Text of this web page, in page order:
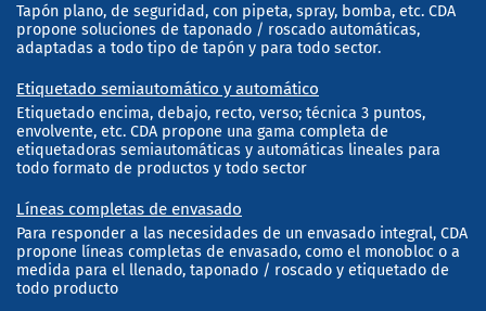
Tapón plano, de seguridad, con pipeta, spray, bomba, etc. CDA
propone soluciones de taponado / roscado automáticas,
adaptadas a todo tipo de tapón y para todo sector.
Etiquetado semiautomático y automático
Etiquetado encima, debajo, recto, verso; técnica 3 puntos,
envolvente, etc. CDA propone una gama completa de
etiquetadoras semiautomáticas y automáticas lineales para
todo formato de productos y todo sector
Líneas completas de envasado
Para responder a las necesidades de un envasado integral, CDA
propone líneas completas de envasado, como el monobloc o a
medida para el llenado, taponado / roscado y etiquetado de
todo producto